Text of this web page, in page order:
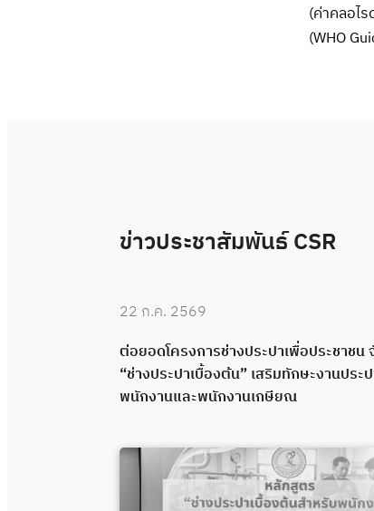
(ค่าคลอไ
(WHO
ข่าวประชาสัมพันธ์ CSR
22 ก.ค. 2569
ต่อยอดโครงการช่างประปาเพื่อประชาชน
“ช่างประปาเบื้องต้น” เสริมทักษะงานประ
พนักงานและพนักงานเกษียณ